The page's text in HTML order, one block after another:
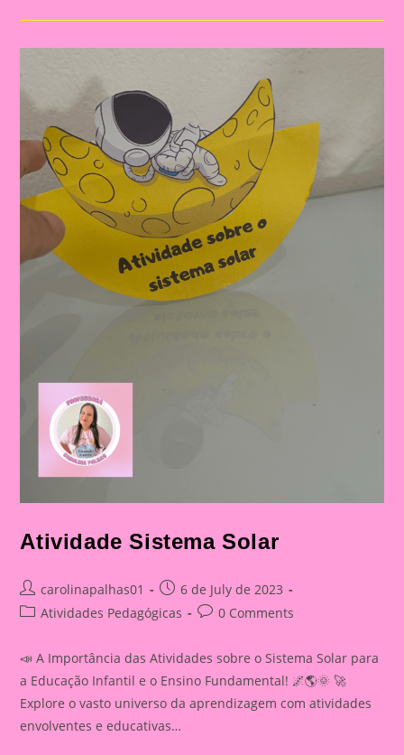
Atividade Sistema Solar
Post
author:
carolinapalhas01
Post
published:
6 de July de 2023
PostAtividades Pedagógicas
Post0 Comments
📣 A Importância das Atividades sobre o Sistema Solar para
a Educação Infantil e o Ensino Fundamental! 🌌🌎🌞 🚀
Explore o vasto universo da aprendizagem com atividades
envolventes e educativas…